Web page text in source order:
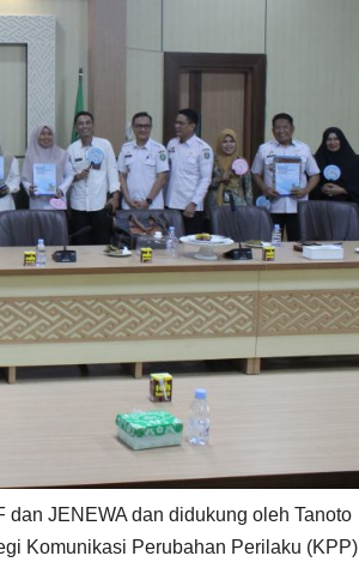
JENEWA dan didukung oleh Tanoto
Komunikasi Perubahan Perilaku (KPP)